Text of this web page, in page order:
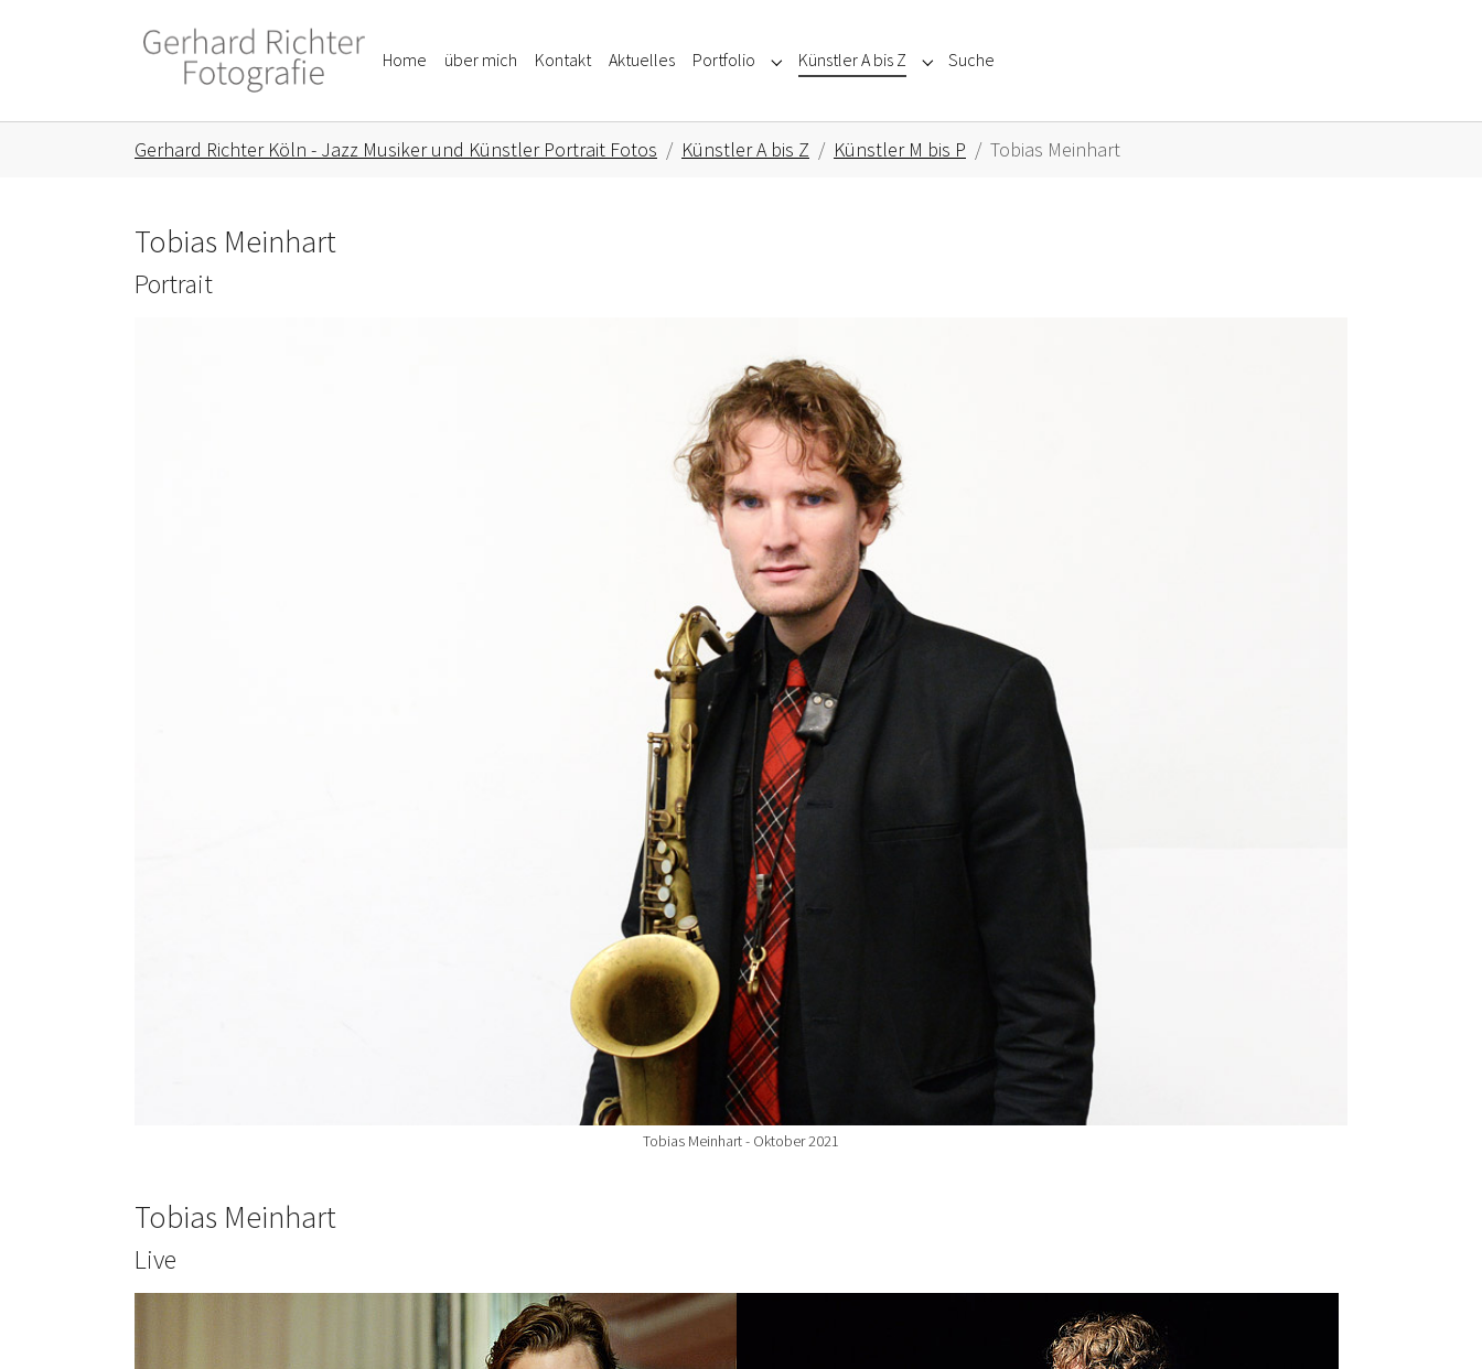
Home über mich Kontakt Aktuelles Portfolio Submenu for "Portfolio"
Künstler A bis Z Submenu for "Künstler A bis Z"
Suche
Gerhard Richter Köln - Jazz Musiker und Künstler Portrait Fotos Künstler A bis Z Künstler M bis P Tobias Meinhart
Tobias Meinhart
Portrait
Tobias Meinhart - Oktober 2021
Tobias Meinhart
Live
Show larger version for: Show larger version for: